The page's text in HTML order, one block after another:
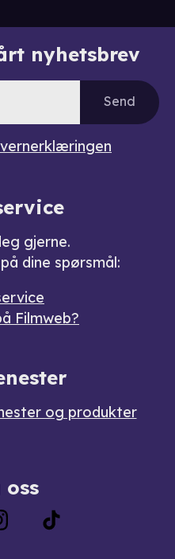
nyhetsbrev
Send
gjerne.
dine spørsmål:
Filmweb?
og produkter
oss